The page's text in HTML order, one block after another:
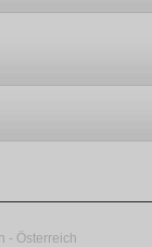
- Österreich